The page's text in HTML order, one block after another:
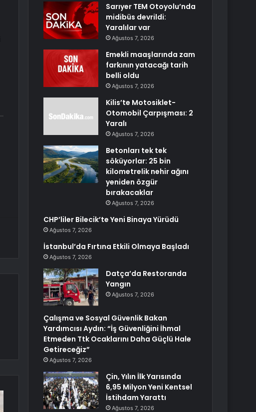
Sarıyer TEM Otoyolu’nda
midibüs devrildi:
Yaralılar var
Ağustos 7, 2026
Emekli maaşlarında zam
farkının yatacağı tarih
belli oldu
Ağustos 7, 2026
Kilis’te Motosiklet-
Otomobil Çarpışması: 2
Yaralı
Ağustos 7, 2026
Betonları tek tek
söküyorlar: 25 bin
kilometrelik nehir ağını
yeniden özgür
bırakacaklar
Ağustos 7, 2026
CHP’liler Bilecik’te Yeni Binaya Yürüdü
Ağustos 7, 2026
İstanbul’da Fırtına Etkili Olmaya Başladı
Ağustos 7, 2026
Datça’da Restoranda
Yangın
Ağustos 7, 2026
Çalışma ve Sosyal Güvenlik Bakan
Yardımcısı Aydın: “İş Güvenliğini İhmal
Etmeden Ttk Ocaklarını Daha Güçlü Hale
Getireceğiz”
Ağustos 7, 2026
Çin, Yılın İlk Yarısında
6,95 Milyon Yeni Kentsel
İstihdam Yarattı
Ağustos 7, 2026